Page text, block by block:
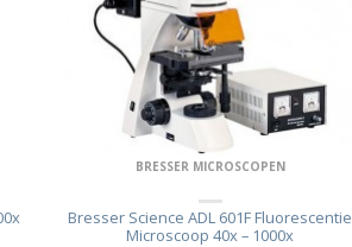
BRESSER MICROSCOPEN
Bresser Science ADL 601F Fluorescentie
Microscoop 40x – 1000x